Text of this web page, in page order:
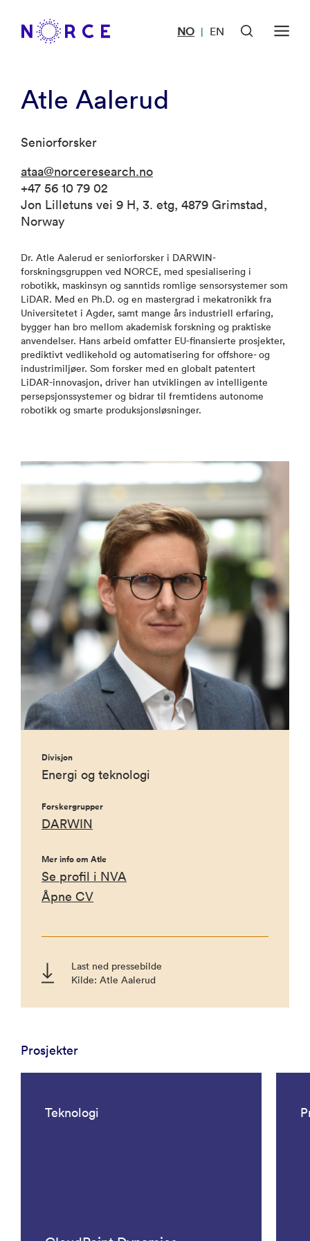
NO | EN
Atle Aalerud
Seniorforsker
ataa@norceresearch.no
+47 56 10 79 02
Jon Lilletuns vei 9 H, 3. etg, 4879 Grimstad,
Norway
Dr. Atle Aalerud er seniorforsker i DARWIN-
forskningsgruppen ved NORCE, med spesialisering i
robotikk, maskinsyn og sanntids romlige sensorsystemer som
LiDAR. Med en Ph.D. og en mastergrad i mekatronikk fra
Universitetet i Agder, samt mange års industriell erfaring,
bygger han bro mellom akademisk forskning og praktiske
anvendelser. Hans arbeid omfatter EU-finansierte prosjekter,
prediktivt vedlikehold og automatisering for offshore- og
industrimiljøer. Som forsker med en globalt patentert
LiDAR-innovasjon, driver han utviklingen av intelligente
persepsjonssystemer og bidrar til fremtidens autonome
robotikk og smarte produksjonsløsninger.
Divisjon
Energi og teknologi
Forskergrupper
DARWIN
Mer info om Atle
Se profil i NVA
Åpne CV
Last ned pressebilde
Kilde: Atle Aalerud
Prosjekter
Teknologi